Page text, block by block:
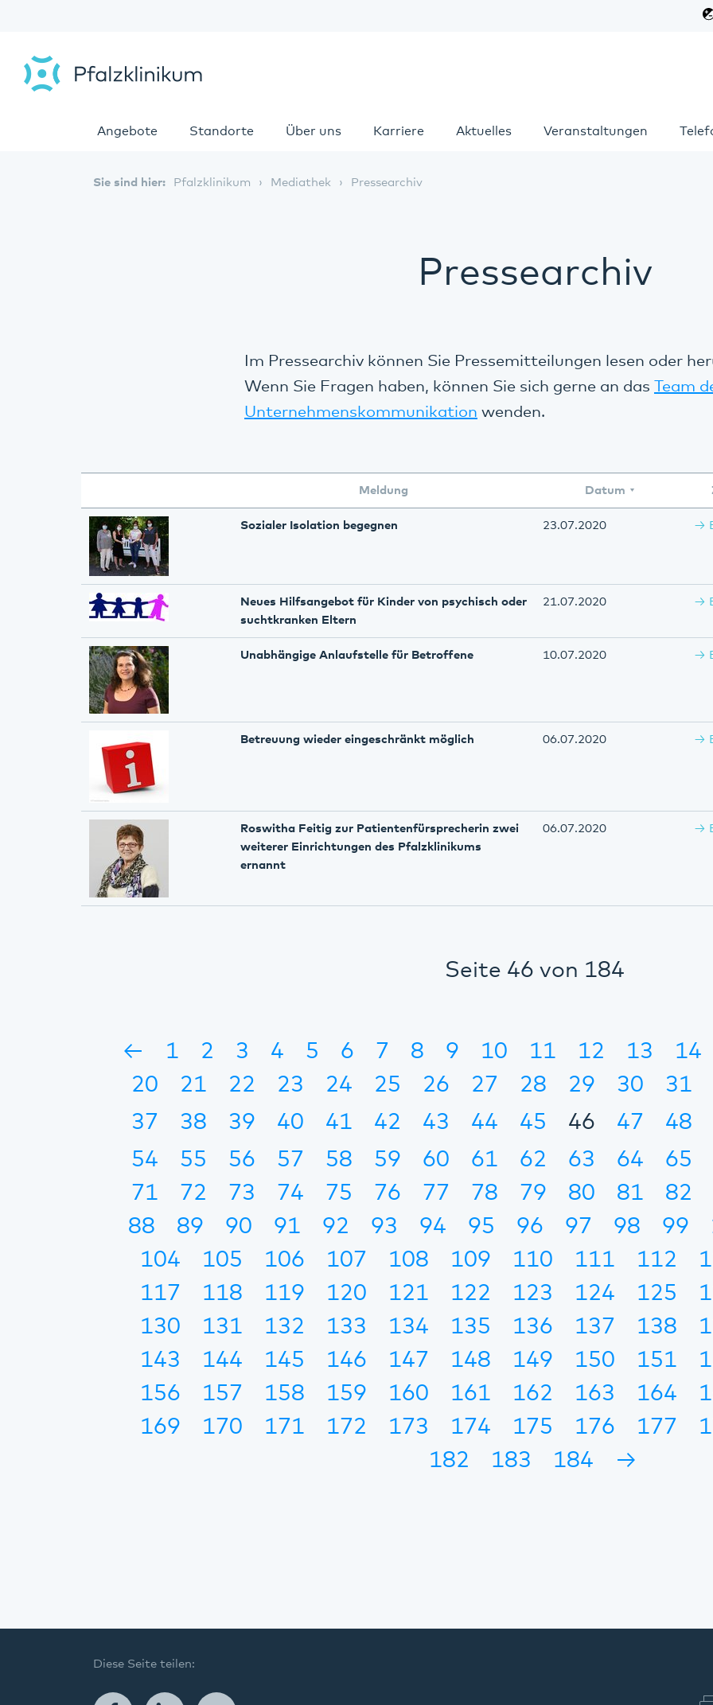
Angebote Standorte Über uns Karriere Aktuelles Veranstaltungen
Sie sind hier: Pfalzklinikum Mediathek Pressearchiv
Pressearchiv
Im Pressearchiv können Sie Pressemitteilungen lesen oder
Wenn Sie Fragen haben, können Sie sich gerne an das
Team
Unternehmenskommunikation wenden.
Meldung Datum
Sozialer Isolation begegnen 23.07.2020
Neues Hilfsangebot für Kinder von psychisch oder
suchtkranken Eltern
21.07.2020
Unabhängige Anlaufstelle für Betroffene 10.07.2020
Betreuung wieder eingeschränkt möglich 06.07.2020
Roswitha Feitig zur Patientenfürsprecherin zwei
weiterer Einrichtungen des Pfalzklinikums
ernannt
06.07.2020
Seite 46 von 184
← 1 2 3 4 5 6 7 8 9 10 11 12 13 14
20
21 22 23 24 25 26 27 28 29 30 31
37
38 39 40 41 42 43 44 45 46 47 48
54
55 56 57 58 59 60 61 62 63 64 65
71
72 73 74 75 76 77 78 79 80 81 82
88
89 90 91 92 93 94 95 96 97 98 99
104
105 106 107 108 109 110 111 112
117
118 119 120 121 122 123 124 125
130
131 132 133 134 135 136 137 138
143
144 145 146 147 148 149 150 151
156
157 158 159 160 161 162 163 164
169
170 171 172 173 174 175 176 177
182
183 184 →
Diese Seite teilen: